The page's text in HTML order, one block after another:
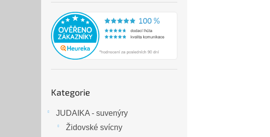
kategorie
Kategorie
JUDAIKA - suvenýry
Židovské svícny